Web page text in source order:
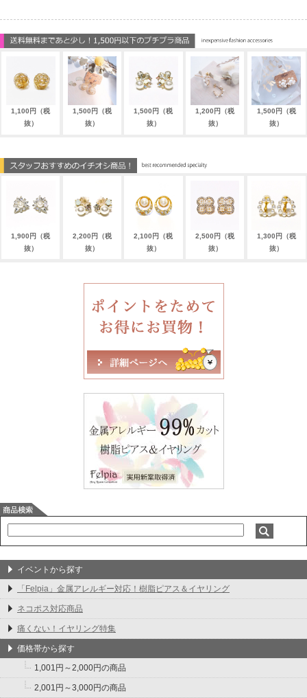
1,100円（税
抜）
1,500円（税
抜）
1,500円（税
抜）
1,200円（税
抜）
1,500円（税
抜）
1,900円（税
抜）
2,200円（税
抜）
2,100円（税
抜）
2,500円（税
抜）
1,300円（税
抜）
イベントから探す
「Felpia」金属アレルギー対応！樹脂ピアス＆イヤリング
ネコポス対応商品
痛くない！イヤリング特集
価格帯から探す
1,001円～2,000円の商品
2,001円～3,000円の商品